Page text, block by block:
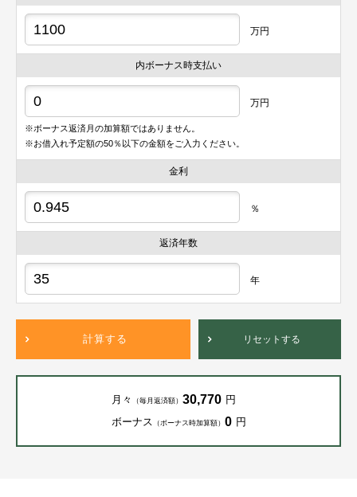
万円
内ボーナス時支払い
万円
※ボーナス返済月の加算額ではありません。
※お借入れ予定額の50％以下の金額をご入力ください。
金利
％
返済年数
年
計算する リセットする
月々 （毎月返済額） 30,770 円
ボーナス
（ボーナス時加算額） 0 円